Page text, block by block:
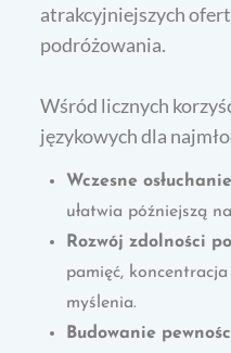
atrakcyjniejszych
podróżowania.
Wśród licznych
językowych dla
Wczesne
ułatwia późniejszą
Rozwój zdolności
pamięć,
myślenia.
Budowanie